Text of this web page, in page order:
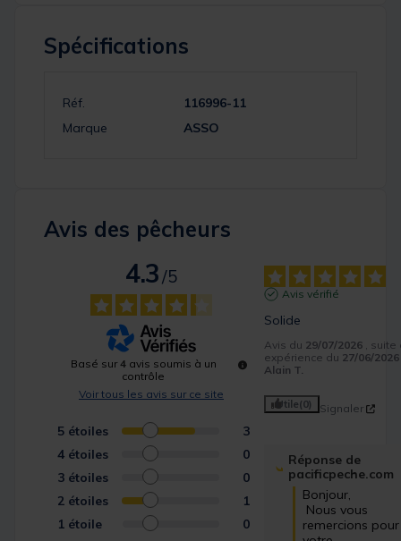
Spécifications
Réf.
116996-11
Marque
ASSO
Avis des pêcheurs
4.3
/5
Basé sur 4 avis soumis à un
contrôle
Voir tous les avis sur ce site
5 étoiles
3
4 étoiles
0
3 étoiles
0
2 étoiles
1
1 étoile 0
Avis vérifié
Solide
Avis du 29/07/2026 , suite
expérience du 27/06/2026
Alain T.
Utile(0) Signaler
Réponse de
pacificpeche.com
Bonjour,
remercions pour